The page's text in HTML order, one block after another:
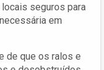
seguros para
em
de que os ralos e